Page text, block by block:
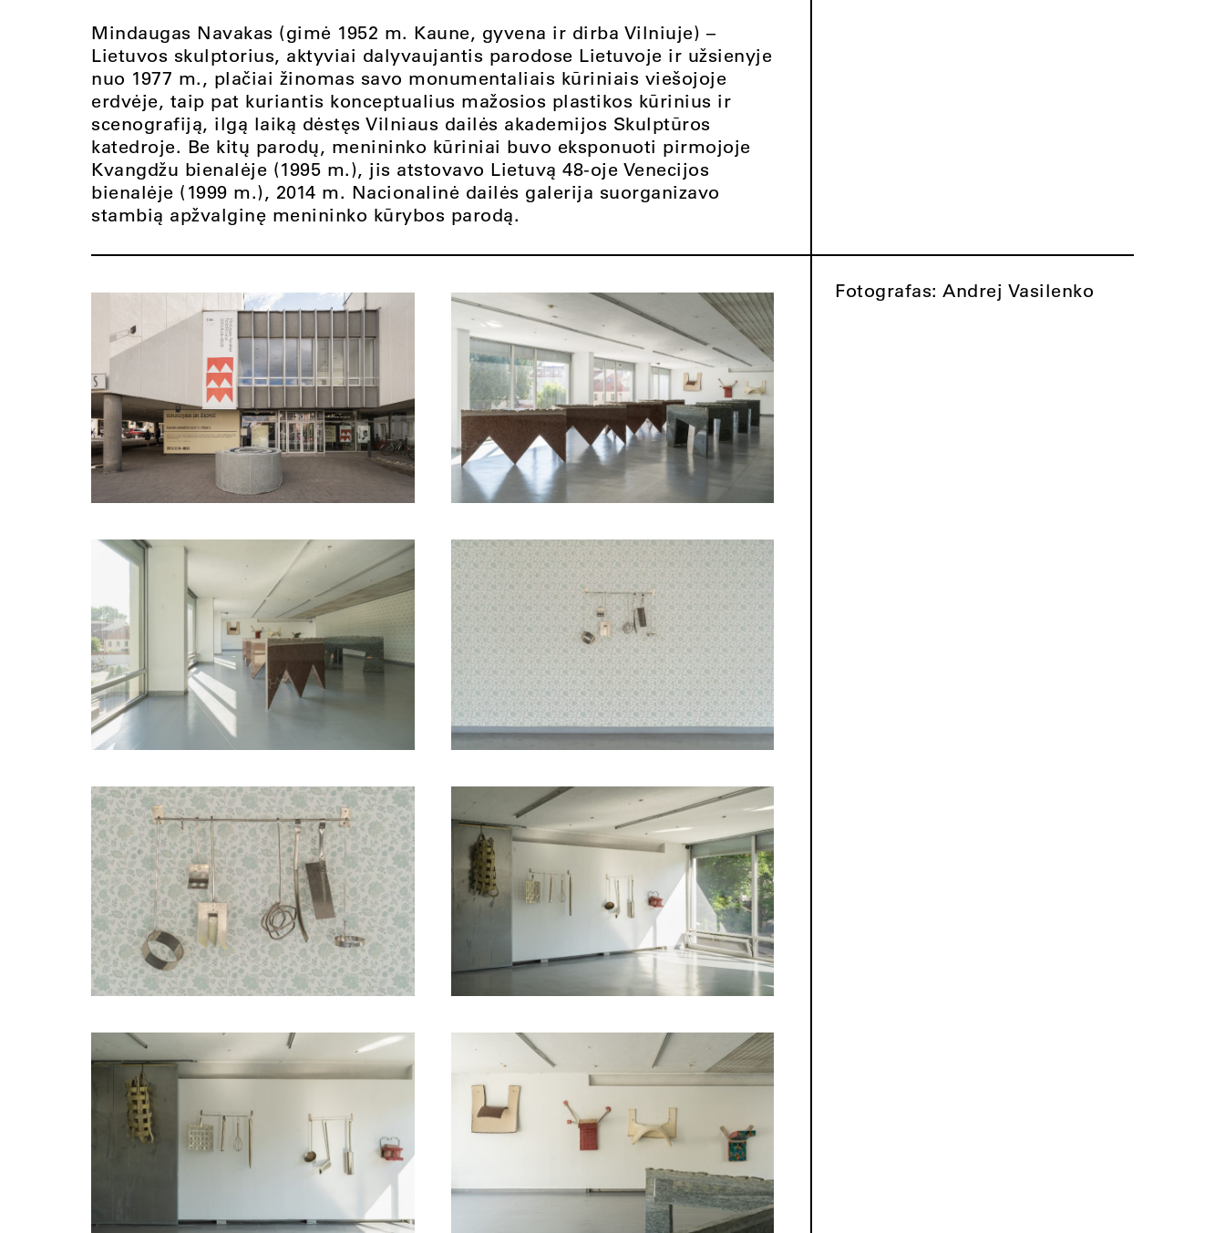
Mindaugas Navakas (gimė 1952 m. Kaune, gyvena ir dirba Vilniuje) –
Lietuvos skulptorius, aktyviai dalyvaujantis parodose Lietuvoje ir užsienyje
nuo 1977 m., plačiai žinomas savo monumentaliais kūriniais viešojoje
erdvėje, taip pat kuriantis konceptualius mažosios plastikos kūrinius ir
scenografiją, ilgą laiką dėstęs Vilniaus dailės akademijos Skulptūros
katedroje. Be kitų parodų, menininko kūriniai buvo eksponuoti pirmojoje
Kvangdžu bienalėje (1995 m.), jis atstovavo Lietuvą 48-oje Venecijos
bienalėje (1999 m.), 2014 m. Nacionalinė dailės galerija suorganizavo
stambią apžvalginę menininko kūrybos parodą.
Fotografas: Andrej Vasilenko